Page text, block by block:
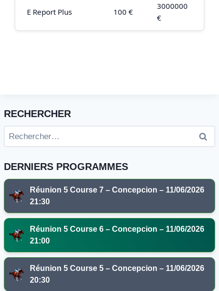
E Report Plus 100 €
3000000
€
RECHERCHER
Rechercher :
DERNIERS PROGRAMMES
Réunion 5 Course 7 – Concepcion – 11/06/2026
21:30
Réunion 5 Course 6 – Concepcion – 11/06/2026
21:00
Réunion 5 Course 5 – Concepcion – 11/06/2026
20:30